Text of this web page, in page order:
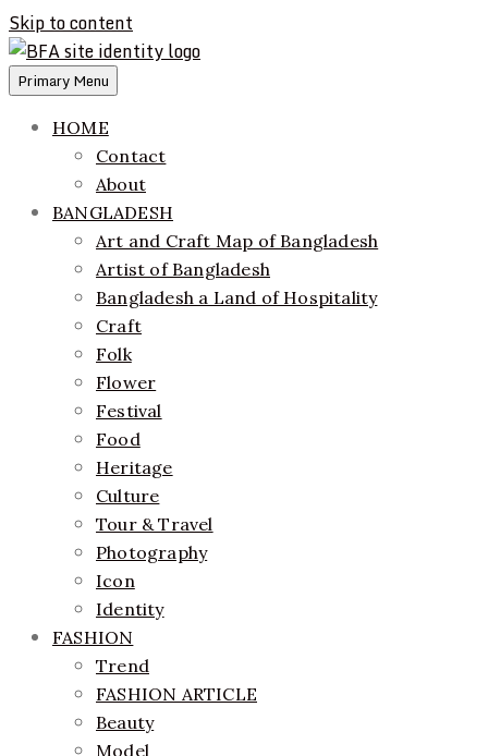
Skip to content
Bangladesh Fashion Archive
ethics + aesthetics = sustainable fashion
Primary Menu
HOME
Contact
About
BANGLADESH
Art and Craft Map of Bangladesh
Artist of Bangladesh
Bangladesh a Land of Hospitality
Craft
Folk
Flower
Festival
Food
Heritage
Culture
Tour & Travel
Photography
Icon
Identity
FASHION
Trend
FASHION ARTICLE
Beauty
Model